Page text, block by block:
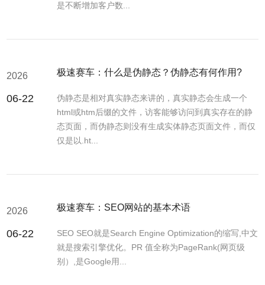
是不断增加客户数...
2026
06-22
极速赛车：什么是伪静态？伪静态有何作用?
伪静态是相对真实静态来讲的，真实静态会生成一个
html或htm后缀的文件，访客能够访问到真实存在的静
态页面，而伪静态则没有生成实体静态页面文件，而仅
仅是以.ht...
2026
06-22
极速赛车：SEO网站的基本术语
SEO SEO就是Search Engine Optimization的缩写,中文
就是搜索引擎优化。PR 值全称为PageRank(网页级
别）,是Google用...